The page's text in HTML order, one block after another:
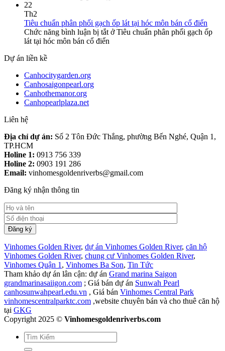
22
Th2
Tiêu chuẩn phân phối gạch ốp lát tại hóc môn bán cổ điển
Chức năng bình luận bị tắt ở Tiêu chuẩn phân phối gạch ốp
lát tại hóc môn bán cổ điển
Dự án liền kề
Canhocitygarden.org
Canhosaigonpearl.org
Canhothemanor.org
Canhopearlplaza.net
Liên hệ
Địa chỉ dự án: Số 2 Tôn Đức Thắng, phường Bến Nghé, Quận 1,
TP.HCM
Holine 1: 0913 756 339
Holine 2: 0903 191 286
Email: vinhomesgoldenriverbs@gmail.com
Đăng ký nhận thông tin
Vinhomes Golden River, dự án Vinhomes Golden River, căn hộ
Vinhomes Golden River, chung cư Vinhomes Golden River,
Vinhomes Quận 1 , Vinhomes Ba Son, Tin Tức
Tham khảo dự án lân cận: dự án Grand marina Saigon
grandmarinasaiigon.com ; Giá bán dự án Sunwah Pearl
canhosunwahpearl.edu.vn , Giá bán Vinhomes Central Park
vinhomescentralparktc.com ,website chuyên bán và cho thuê căn hộ
tại GKG
Copyright 2025 © Vinhomesgoldenriverbs.com